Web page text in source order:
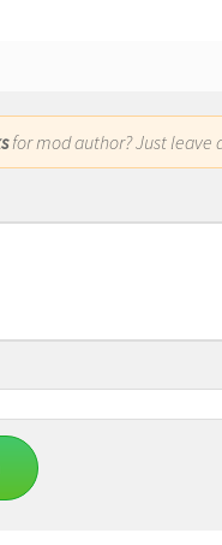
for mod author? Just leave